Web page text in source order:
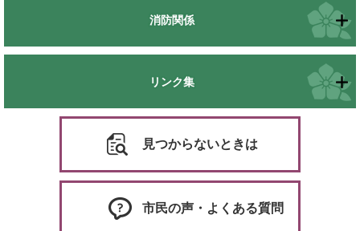
消防関係
リンク集
見つからないときは
市民の声・よくある質問